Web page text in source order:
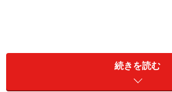
続きを読む